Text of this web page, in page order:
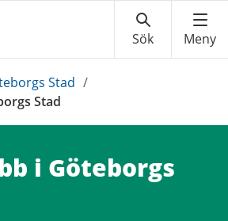
Stad /
Stad
i Göteborgs